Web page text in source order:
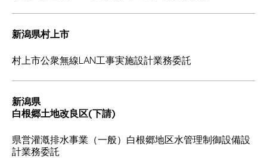
新潟県村上市
村上市公衆無線LAN工事実施設計業務委託
新潟県
白根郷土地改良区(下請)
県営灌漑排水事業（一般）白根郷地区水管理制御設備設
計業務委託